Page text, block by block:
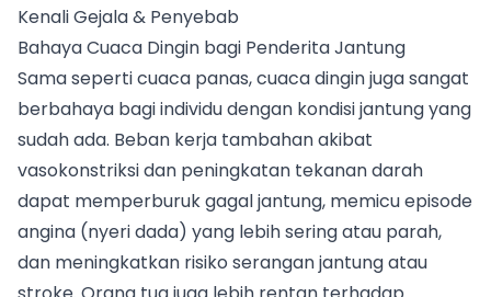
Kenali Gejala & Penyebab
Bahaya Cuaca Dingin bagi Penderita Jantung
Sama seperti cuaca panas, cuaca dingin juga sangat
berbahaya bagi individu dengan kondisi jantung yang
sudah ada. Beban kerja tambahan akibat
vasokonstriksi dan peningkatan tekanan darah
dapat memperburuk gagal jantung, memicu episode
angina (nyeri dada) yang lebih sering atau parah,
dan meningkatkan risiko serangan jantung atau